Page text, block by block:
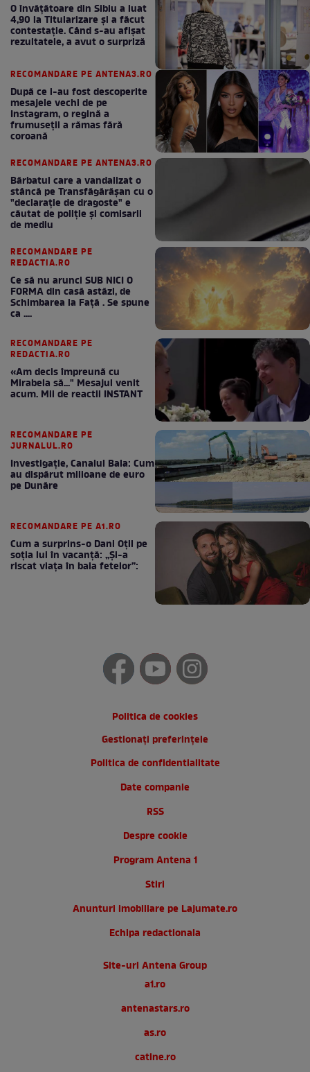
O învățătoare din Sibiu a luat
4,90 la Titularizare și a făcut
contestație. Când s-au afișat
rezultatele, a avut o surpriză
RECOMANDARE PE ANTENA3.RO
După ce i-au fost descoperite
mesajele vechi de pe
Instagram, o regină a
frumuseții a rămas fără
coroană
RECOMANDARE PE ANTENA3.RO
Bărbatul care a vandalizat o
stâncă pe Transfăgărășan cu o
"declaraţie de dragoste" e
căutat de poliție și comisarii
de mediu
RECOMANDARE PE
REDACTIA.RO
Ce să nu arunci SUB NICI O
FORMA din casă astăzi, de
Schimbarea la Față . Se spune
ca ....
RECOMANDARE PE
REDACTIA.RO
«Am decis împreună cu
Mirabela să..." Mesajul venit
acum. Mii de reactii INSTANT
RECOMANDARE PE
JURNALUL.RO
Investigație, Canalul Bala: Cum
au dispărut milioane de euro
pe Dunăre
RECOMANDARE PE A1.RO
Cum a surprins-o Dani Oțil pe
soția lui în vacanță: „Și-a
riscat viața în baia fetelor”:
Politica de cookies
Gestionați preferințele
Politica de confidentialitate
Date companie
RSS
Despre cookie
Program Antena 1
Stiri
Anunturi imobiliare pe Lajumate.ro
Echipa redactionala
Site-uri Antena Group
a1.ro
antenastars.ro
as.ro
catine.ro